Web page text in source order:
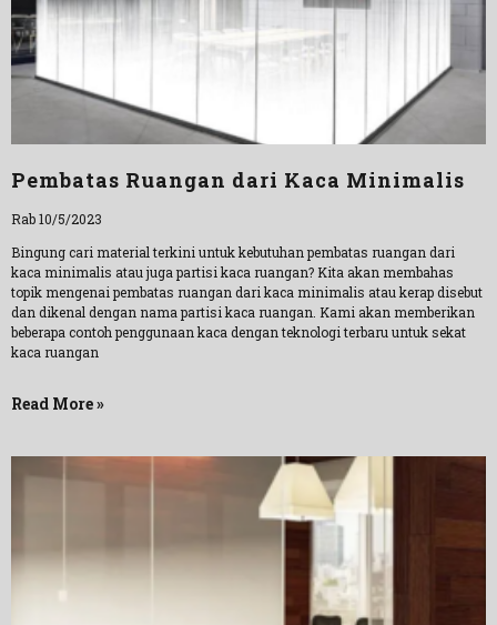
Pembatas Ruangan dari Kaca Minimalis
Rab 10/5/2023
Bingung cari material terkini untuk kebutuhan pembatas ruangan dari
kaca minimalis atau juga partisi kaca ruangan? Kita akan membahas
topik mengenai pembatas ruangan dari kaca minimalis atau kerap disebut
dan dikenal dengan nama partisi kaca ruangan. Kami akan memberikan
beberapa contoh penggunaan kaca dengan teknologi terbaru untuk sekat
kaca ruangan
Read More »